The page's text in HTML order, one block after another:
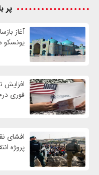
پر
آغاز
یونسکو
افزایش
فوری
افشای
پروژه